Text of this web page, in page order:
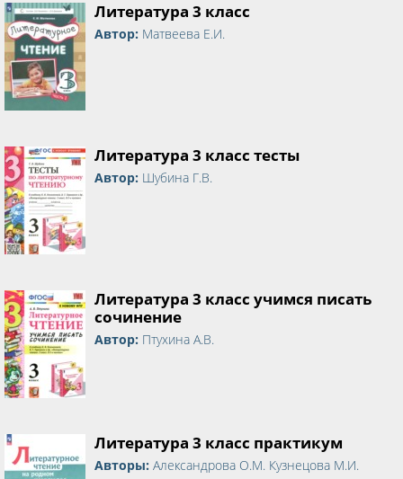
Литература 3 класс
Автор: Матвеева Е.И.
Литература 3 класс тесты
Автор: Шубина Г.В.
Литература 3 класс учимся писать
сочинение
Автор: Птухина А.В.
Литература 3 класс практикум
Авторы: Александрова О.М. Кузнецова М.И.